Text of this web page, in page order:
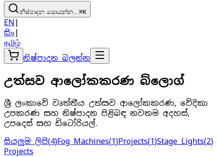
නිෂ්පාදන සොයන්න...⌘K
EN|
සිං|
தமிழ்
නිෂ්පාදන බලන්න
උත්සව ආලෝකකරණ බ්ලොග්
ශ්‍රී ලංකාවේ වෘත්තීය උත්සව ආලෝකකරණ, වේදිකා
උපකරණ සහ නිෂ්පාදන පිළිබඳ නවතම අදහස්,
උපදෙස් සහ ඩිටෝරියල්.
සියලුම ලිපි(4)Fog Machines(1)Projects(1)Stage Lights(2)
Projects